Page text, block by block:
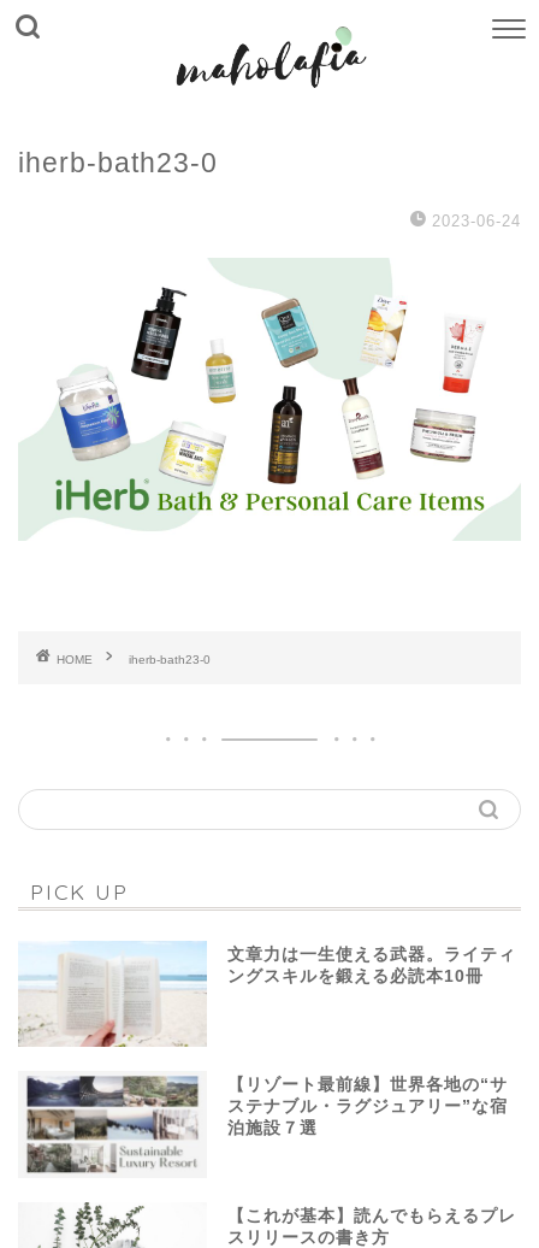
iherb-bath23-0
2023-06-24
HOME iherb-bath23-0
PICK UP
文章力は一生使える武器。ライティ
ングスキルを鍛える必読本10冊
【リゾート最前線】世界各地の“サ
ステナブル・ラグジュアリー”な宿
泊施設７選
【これが基本】読んでもらえるプレ
スリリースの書き方